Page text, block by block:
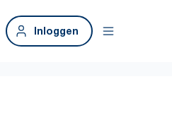
Inloggen